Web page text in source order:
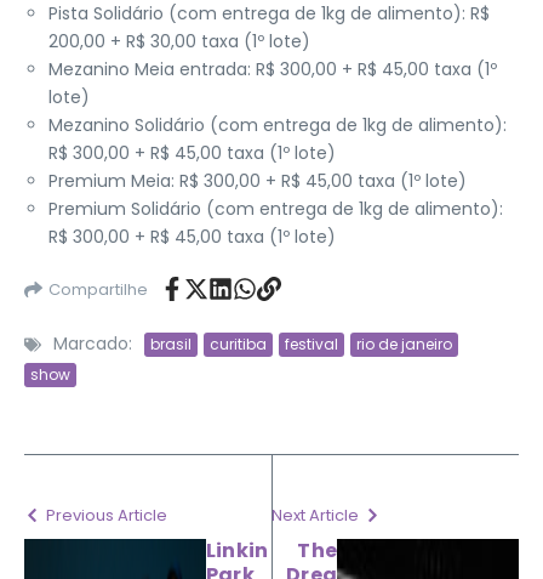
Pista Solidário (com entrega de 1kg de alimento): R$
200,00 + R$ 30,00 taxa (1º lote)
Mezanino Meia entrada: R$ 300,00 + R$ 45,00 taxa (1º
lote)
Mezanino Solidário (com entrega de 1kg de alimento):
R$ 300,00 + R$ 45,00 taxa (1º lote)
Premium Meia: R$ 300,00 + R$ 45,00 taxa (1º lote)
Premium Solidário (com entrega de 1kg de alimento):
R$ 300,00 + R$ 45,00 taxa (1º lote)
Compartilhe
Marcado: brasil curitiba festival
rio de janeiro
show
Previous Article
Linkin
Next Article
The